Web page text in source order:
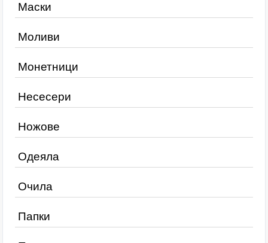
Маски
Моливи
Монетници
Несесери
Ножове
Одеяла
Очила
Папки